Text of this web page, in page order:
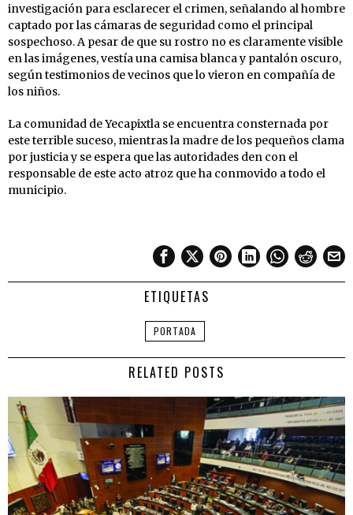
investigación para esclarecer el crimen, señalando al hombre
captado por las cámaras de seguridad como el principal
sospechoso. A pesar de que su rostro no es claramente visible
en las imágenes, vestía una camisa blanca y pantalón oscuro,
según testimonios de vecinos que lo vieron en compañía de
los niños.
La comunidad de Yecapixtla se encuentra consternada por
este terrible suceso, mientras la madre de los pequeños clama
por justicia y se espera que las autoridades den con el
responsable de este acto atroz que ha conmovido a todo el
municipio.
ETIQUETAS
PORTADA
RELATED POSTS